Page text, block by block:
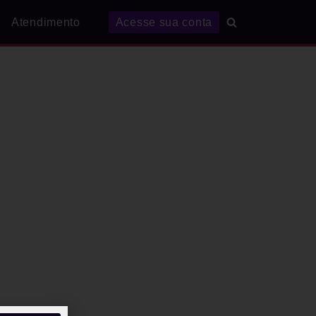
Atendimento Acesse sua conta